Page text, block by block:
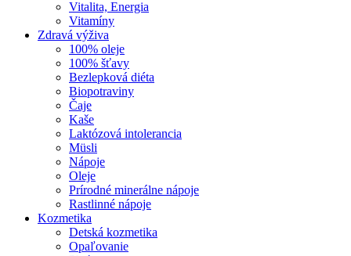
Vitalita, Energia
Vitamíny
Zdravá výživa
100% oleje
100% šťavy
Bezlepková diéta
Biopotraviny
Čaje
Kaše
Laktózová intolerancia
Müsli
Nápoje
Oleje
Prírodné minerálne nápoje
Rastlinné nápoje
Kozmetika
Detská kozmetika
Opaľovanie